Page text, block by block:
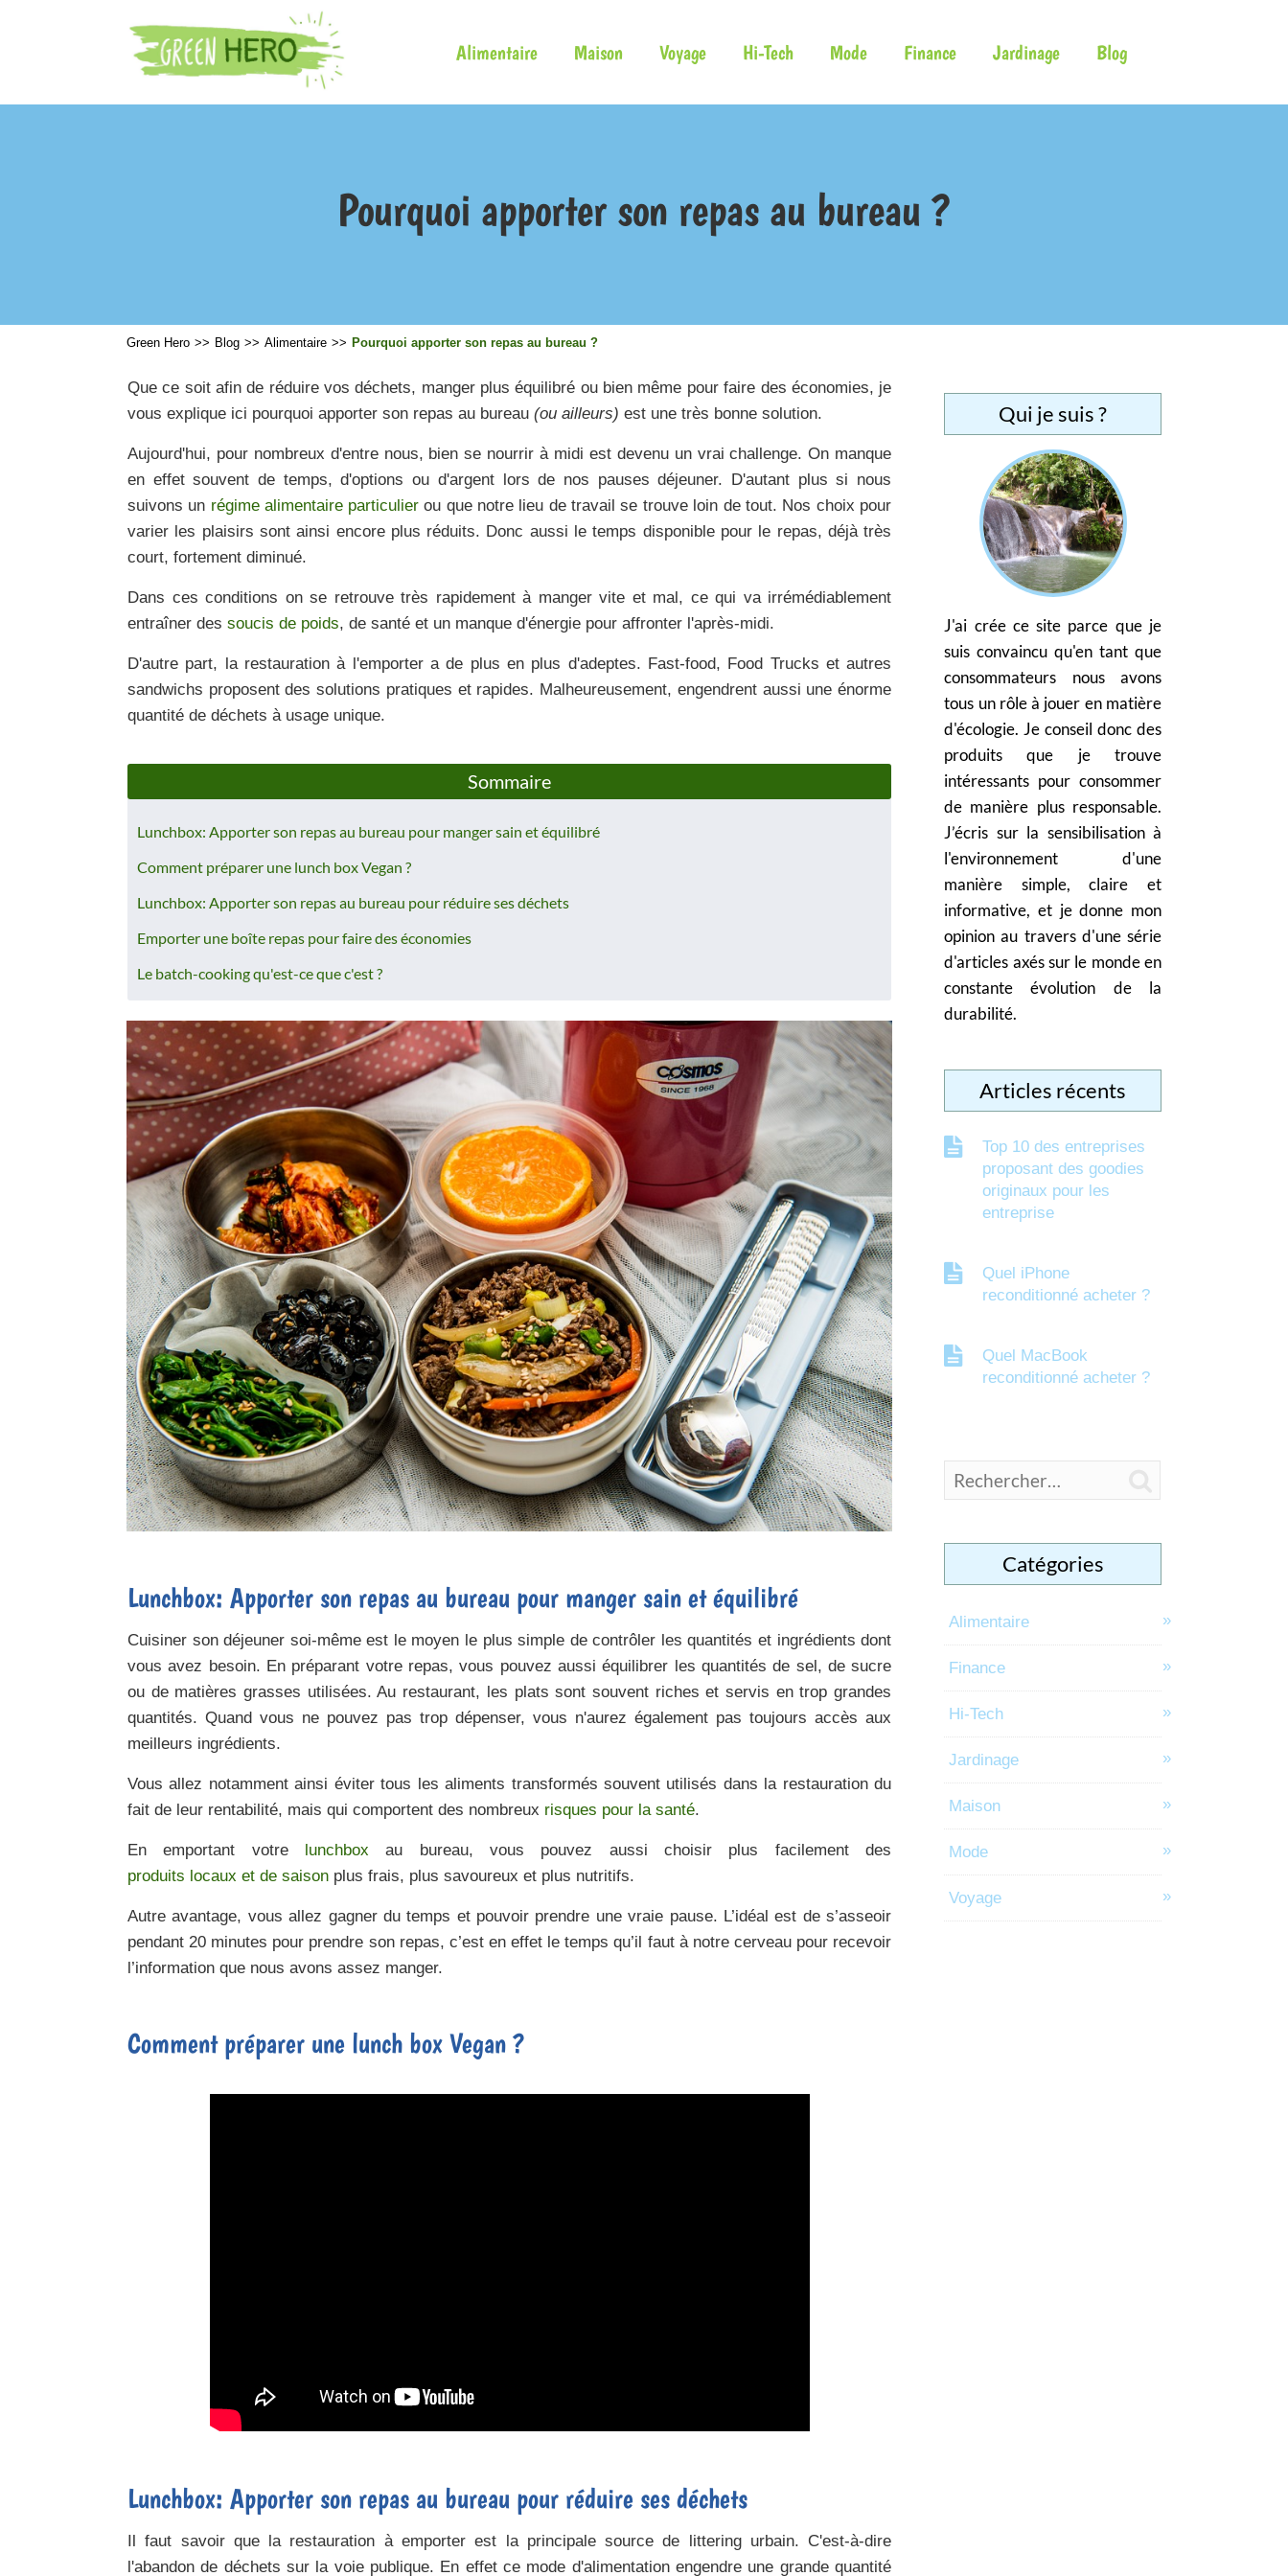
Alimentaire Maison Voyage Hi-Tech Mode Finance Jardinage Blog
Pourquoi apporter son repas au bureau ?
Green Hero >> Blog >> Alimentaire >> Pourquoi apporter son repas au bureau ?
Que ce soit afin de réduire vos déchets, manger plus équilibré ou bien même pour faire des économies, je
vous explique ici pourquoi apporter son repas au bureau (ou ailleurs) est une très bonne solution.
Aujourd'hui, pour nombreux d'entre nous, bien se nourrir à midi est devenu un vrai challenge. On manque
en effet souvent de temps, d'options ou d'argent lors de nos pauses déjeuner. D'autant plus si nous
suivons un régime alimentaire particulierou que notre lieu de travail se trouve loin de tout. Nos choix pour
varier les plaisirs sont ainsi encore plus réduits. Donc aussi le temps disponible pour le repas, déjà très
court, fortement diminué.
Dans ces conditions on se retrouve très rapidement à manger vite et mal, ce qui va irrémédiablement
entraîner des soucis de poids, de santé et un manque d'énergie pour affronter l'après-midi.
D'autre part, la restauration à l'emporter a de plus en plus d'adeptes. Fast-food, Food Trucks et autres
sandwichs proposent des solutions pratiques et rapides. Malheureusement, engendrent aussi une énorme
quantité de déchets à usage unique.
Sommaire
Lunchbox: Apporter son repas au bureau pour manger sain et équilibré
Comment préparer une lunch box Vegan ?
Lunchbox: Apporter son repas au bureau pour réduire ses déchets
Emporter une boîte repas pour faire des économies
Le batch-cooking qu'est-ce que c'est ?
Lunchbox: Apporter son repas au bureau pour manger sain et équilibré
Cuisiner son déjeuner soi-même est le moyen le plus simple de contrôler les quantités et ingrédients dont
vous avez besoin. En préparant votre repas, vous pouvez aussi équilibrer les quantités de sel, de sucre
ou de matières grasses utilisées. Au restaurant, les plats sont souvent riches et servis en trop grandes
quantités. Quand vous ne pouvez pas trop dépenser, vous n'aurez également pas toujours accès aux
meilleurs ingrédients.
Vous allez notamment ainsi éviter tous les aliments transformés souvent utilisés dans la restauration du
fait de leur rentabilité, mais qui comportent des nombreux risques pour la santé.
En emportant votre lunchbox au bureau, vous pouvez aussi choisir plus facilement des
produits locaux et de saison plus frais, plus savoureux et plus nutritifs.
Autre avantage, vous allez gagner du temps et pouvoir prendre une vraie pause. L’idéal est de s’asseoir
pendant 20 minutes pour prendre son repas, c’est en effet le temps qu’il faut à notre cerveau pour recevoir
l’information que nous avons assez manger.
Comment préparer une lunch box Vegan ?
Lunchbox: Apporter son repas au bureau pour réduire ses déchets
Il faut savoir que la restauration à emporter est la principale source de littering urbain. C'est-à-dire
l'abandon de déchets sur la voie publique. En effet ce mode d'alimentation engendre une grande quantité
Qui je suis ?
J'ai crée ce site parce que je
suis convaincu qu'en tant que
consommateurs nous avons
tous un rôle à jouer en matière
d'écologie. Je conseil donc des
produits que je trouve
intéressants pour consommer
de manière plus responsable.
J’écris sur la sensibilisation à
l'environnement d'une
manière simple, claire et
informative, et je donne mon
opinion au travers d'une série
d'articles axés sur le monde en
constante évolution de la
durabilité.
Articles récents
Top 10 des entreprises
proposant des goodies
originaux pour les
entreprise
Quel iPhone
reconditionné acheter ?
Quel MacBook
reconditionné acheter ?
Catégories
Alimentaire
Finance
Hi-Tech
Jardinage
Maison
Mode
Voyage